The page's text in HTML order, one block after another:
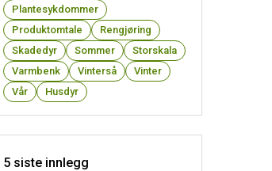
Plantesykdommer
Produktomtale
Rengjøring
Skadedyr
Sommer
Storskala
Varmbenk
Vinterså
Vinter
Vår
Husdyr
5 siste innlegg